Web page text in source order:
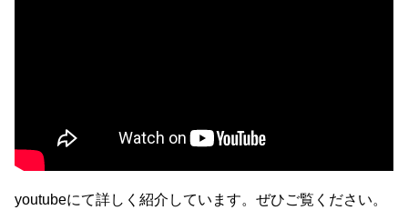
youtubeにて詳しく紹介しています。ぜひご覧ください。